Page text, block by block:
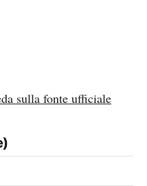
sulla fonte ufficiale